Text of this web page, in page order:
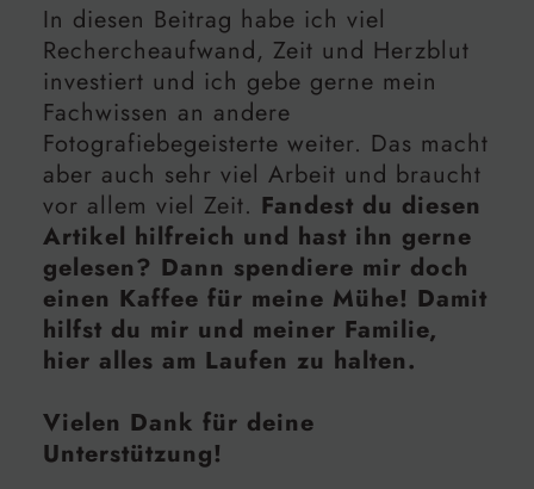
In diesen Beitrag habe ich viel
Rechercheaufwand, Zeit und Herzblut
investiert und ich gebe gerne mein
Fachwissen an andere
Fotografiebegeisterte weiter. Das macht
aber auch sehr viel Arbeit und braucht
vor allem viel Zeit. Fandest du diesen
Artikel hilfreich und hast ihn gerne
gelesen? Dann spendiere mir doch
einen Kaffee für meine Mühe! Damit
hilfst du mir und meiner Familie,
hier alles am Laufen zu halten.
Vielen Dank für deine
Unterstützung!